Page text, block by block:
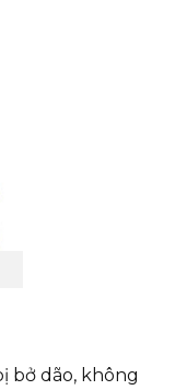
bở dão, không